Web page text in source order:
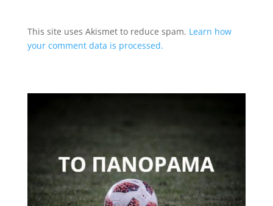
This site uses Akismet to reduce spam. Learn how
your comment data is processed.